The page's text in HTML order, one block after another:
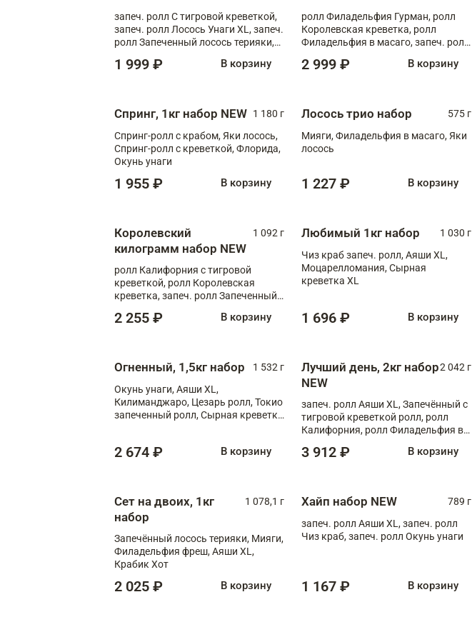
запеч. ролл С тигровой креветкой,
запеч. ролл Лосось Унаги XL, запеч.
ролл Запеченный лосось терияки,
1 999 ₽ В корзину
ролл Филадельфия Гурман, ролл
Королевская креветка, ролл
Филадельфия в масаго, запеч. ролл
Тигровая креветка с моцареллой,
2 999 ₽ В корзину
Спринг, 1кг набор NEW 1 180 г
Спринг-ролл с крабом, Яки лосось,
Спринг-ролл с креветкой, Флорида,
Окунь унаги
1 955 ₽ В корзину
Лосось трио набор
575 г
Мияги, Филадельфия в масаго, Яки
лосось
1 227 ₽ В корзину
Королевский
килограмм набор NEW
1 092 г
ролл Калифорния с тигровой
креветкой, ролл Королевская
креветка, запеч. ролл Запеченный
XL, запеч. ролл Крабик Хот
2 255 ₽ В корзину
Любимый 1кг набор
1 030 г
Чиз краб запеч. ролл, Аяши XL,
Моцарелломания, Сырная
креветка XL
1 696 ₽ В корзину
Огненный, 1,5кг набор
1 532 г
Окунь унаги, Аяши XL,
Килиманджаро, Цезарь ролл, Токио
запеченный ролл, Сырная креветка
2 674 ₽ В корзину
Лучший день, 2кг набор
NEW
2 042 г
запеч. ролл Аяши XL, Запечённый с
тигровой креветкой ролл, ролл
Калифорния, ролл Филадельфия в
запеч. ролл Моцарелломания, ролл
3 912 ₽ В корзину
Сет на двоих, 1кг
набор
1 078,1 г
Запечённый лосось терияки, Мияги,
Филадельфия фреш, Аяши XL,
Крабик Хот
2 025 ₽ В корзину
Хайп набор NEW
789 г
запеч. ролл Аяши XL, запеч. ролл
Чиз краб, запеч. ролл Окунь унаги
1 167 ₽ В корзину